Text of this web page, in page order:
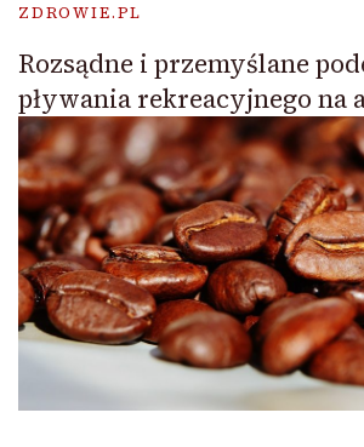
ZDROWIE.PL
Rozsądne i przemyślane
pływania rekreacyjnego na